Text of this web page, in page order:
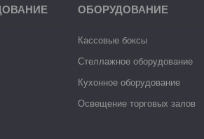
ОБОРУДОВАНИЕ
Кассовые боксы
Стеллажное оборудование
Кухонное оборудование
Освещение торговых залов